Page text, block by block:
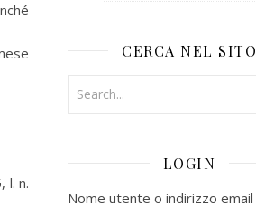
l. n.
CERCA NEL SITO
LOGIN
Nome utente o indirizzo email